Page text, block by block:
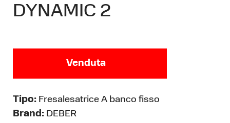
DYNAMIC 2
Venduta
Tipo: Fresalesatrice A banco fisso
Brand: DEBER